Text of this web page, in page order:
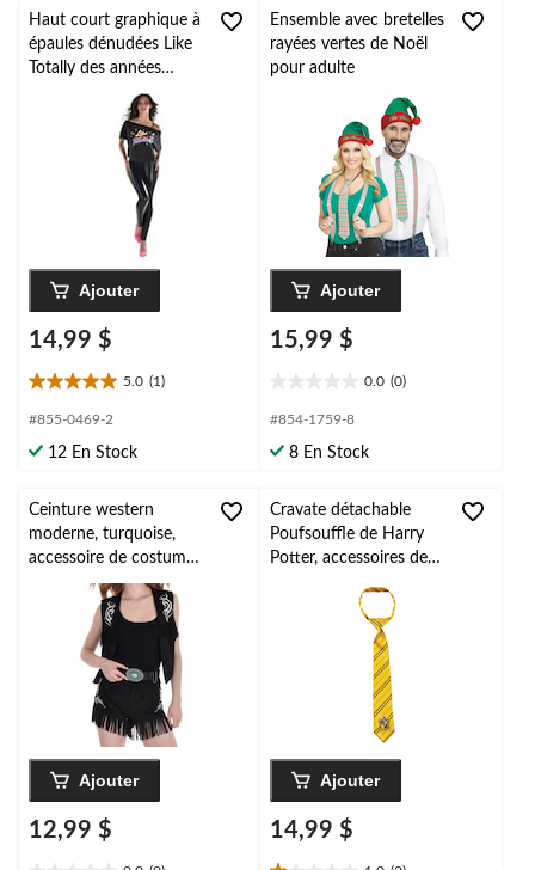
Haut court graphique à
épaules dénudées Like
Totally des années
1980 pour adulte,
multicolore, taille
unique, accessoire de
costume à porter pour
Ajouter
14,99 $
5.0 (1)
5.0
étoile(s)
5.
évaluation
#855-0469-2
12 En Stock
Ensemble avec bretelles
rayées vertes de Noël
pour adulte
Ajouter
15,99 $
0.0 (0)
étoile(s)
5.
#854-1759-8
8 En Stock
Ceinture western
moderne, turquoise,
accessoire de costume
à porter pour
l'Halloween
Ajouter
12,99 $
Cravate détachable
Poufsouffle de Harry
Potter, accessoires de
Ajouter
14,99 $